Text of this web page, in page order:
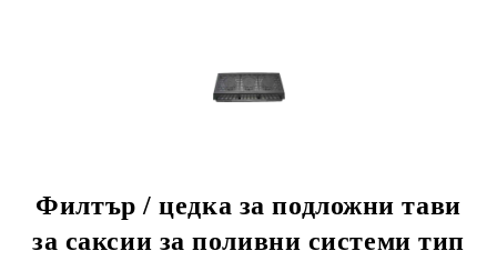
Филтър / цедка за подложни тави
за саксии за поливни системи тип